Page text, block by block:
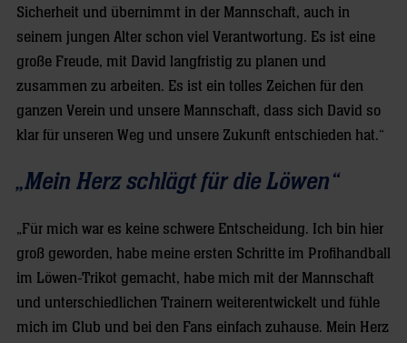
Sicherheit und übernimmt in der Mannschaft, auch in
seinem jungen Alter schon viel Verantwortung. Es ist eine
große Freude, mit David langfristig zu planen und
zusammen zu arbeiten. Es ist ein tolles Zeichen für den
ganzen Verein und unsere Mannschaft, dass sich David so
klar für unseren Weg und unsere Zukunft entschieden hat.“
„Mein Herz schlägt für die Löwen“
„Für mich war es keine schwere Entscheidung. Ich bin hier
groß geworden, habe meine ersten Schritte im Profihandball
im Löwen-Trikot gemacht, habe mich mit der Mannschaft
und unterschiedlichen Trainern weiterentwickelt und fühle
mich im Club und bei den Fans einfach zuhause. Mein Herz